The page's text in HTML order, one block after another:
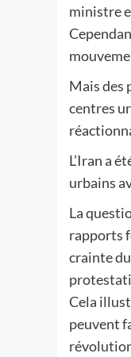
ministre
Mais des
centres
L’Iran a
urbains
La
rapports
crainte
Cela
peuvent